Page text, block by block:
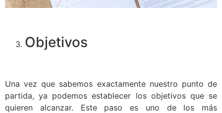
Objetivos
Una vez que sabemos exactamente nuestro punto de
partida, ya podemos establecer los objetivos que se
quieren alcanzar. Este paso es uno de los más